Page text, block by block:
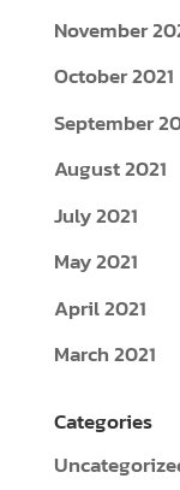
August 2021
July 2021
May 2021
April 2021
March 2021
Categories
Uncategorized
Log in
Entries feed